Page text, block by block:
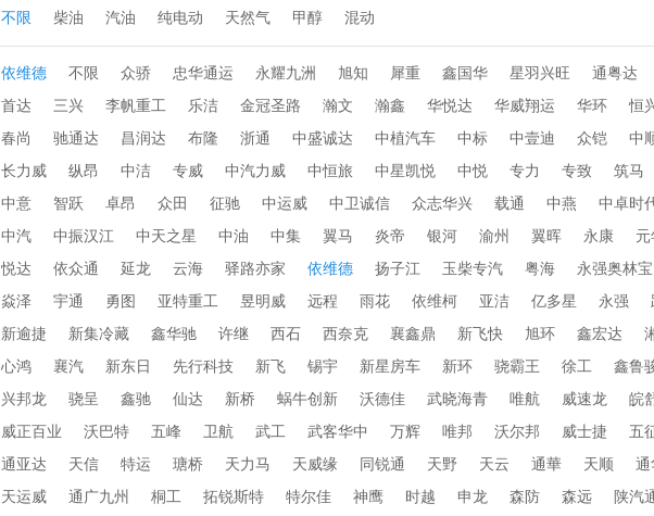
不限 柴油 汽油 纯电动 天然气 甲醇 混动
依维德 不限 众骄 忠华通运 永耀九洲 旭知 犀重 鑫国华 星羽兴旺 通粤达
首达
三兴 李帆重工 乐洁 金冠圣路 瀚文 瀚鑫 华悦达 华威翔运 华环 恒
春尚
驰通达 昌润达 布隆 浙通 中盛诚达 中植汽车 中标 中壹迪 众铠 中
长力威
纵昂 中洁 专威 中汽力威 中恒旅 中星凯悦 中悦 专力 专致 筑马
中意
智跃 卓昂 众田 征驰 中运威 中卫诚信 众志华兴 载通 中燕 中卓时
中汽
中振汉江 中天之星 中油 中集 翼马 炎帝 银河 渝州 翼晖 永康 元
悦达
依众通 延龙 云海 驿路亦家 依维德 扬子江 玉柴专汽 粤海 永强奥林宝
焱泽
宇通 勇图 亚特重工 昱明威 远程 雨花 依维柯 亚洁 亿多星 永强
新逾捷
新集冷藏 鑫华驰 许继 西石 西奈克 襄鑫鼎 新飞快 旭环 鑫宏达
心鸿
襄汽 新东日 先行科技 新飞 锡宇 新星房车 新环 骁霸王 徐工 鑫鲁
兴邦龙
骁呈 鑫驰 仙达 新桥 蜗牛创新 沃德佳 武晓海青 唯航 威速龙 皖
威正百业
沃巴特 五峰 卫航 武工 武客华中 万辉 唯邦 沃尔邦 威士捷 五
通亚达
天信 特运 瑭桥 天力马 天威缘 同锐通 天野 天云 通華 天顺 通
天运威
通广九州 桐工 拓锐斯特 特尔佳 神鹰 时越 申龙 森防 森远 陕汽